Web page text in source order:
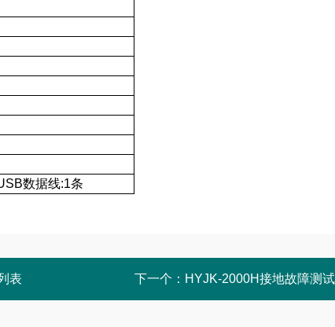
数据线:1条
表 下一个： HYJK-2000H接地故障测